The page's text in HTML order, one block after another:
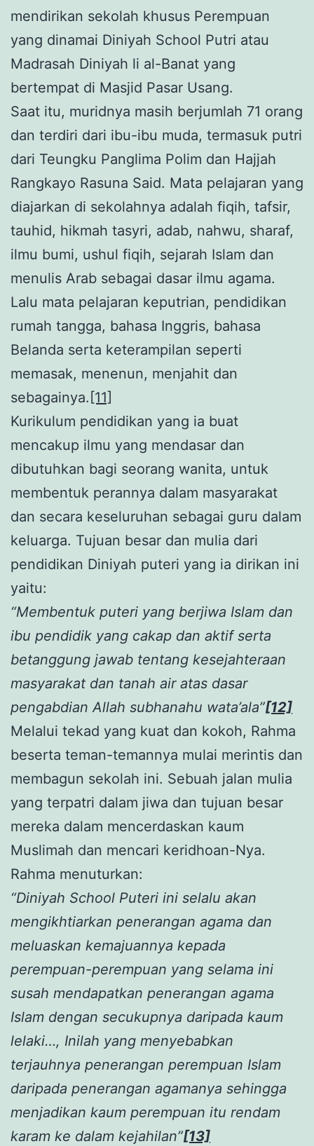
mendirikan sekolah khusus Perempuan
yang dinamai Diniyah School Putri atau
Madrasah Diniyah li al-Banat yang
bertempat di Masjid Pasar Usang.
Saat itu, muridnya masih berjumlah 71 orang
dan terdiri dari ibu-ibu muda, termasuk putri
dari Teungku Panglima Polim dan Hajjah
Rangkayo Rasuna Said. Mata pelajaran yang
diajarkan di sekolahnya adalah fiqih, tafsir,
tauhid, hikmah tasyri, adab, nahwu, sharaf,
ilmu bumi, ushul fiqih, sejarah Islam dan
menulis Arab sebagai dasar ilmu agama.
Lalu mata pelajaran keputrian, pendidikan
rumah tangga, bahasa Inggris, bahasa
Belanda serta keterampilan seperti
memasak, menenun, menjahit dan
sebagainya. [11]
Kurikulum pendidikan yang ia buat
mencakup ilmu yang mendasar dan
dibutuhkan bagi seorang wanita, untuk
membentuk perannya dalam masyarakat
dan secara keseluruhan sebagai guru dalam
keluarga. Tujuan besar dan mulia dari
pendidikan Diniyah puteri yang ia dirikan ini
yaitu:
“Membentuk puteri yang berjiwa Islam dan
ibu pendidik yang cakap dan aktif serta
betanggung jawab tentang kesejahteraan
masyarakat dan tanah air atas dasar
pengabdian Allah subhanahu wata’ala”[12]
Melalui tekad yang kuat dan kokoh, Rahma
beserta teman-temannya mulai merintis dan
membagun sekolah ini. Sebuah jalan mulia
yang terpatri dalam jiwa dan tujuan besar
mereka dalam mencerdaskan kaum
Muslimah dan mencari keridhoan-Nya.
Rahma menuturkan:
“Diniyah School Puteri ini selalu akan
mengikhtiarkan penerangan agama dan
meluaskan kemajuannya kepada
perempuan-perempuan yang selama ini
susah mendapatkan penerangan agama
Islam dengan secukupnya daripada kaum
lelaki…, Inilah yang menyebabkan
terjauhnya penerangan perempuan Islam
daripada penerangan agamanya sehingga
menjadikan kaum perempuan itu rendam
karam ke dalam kejahilan”[13]